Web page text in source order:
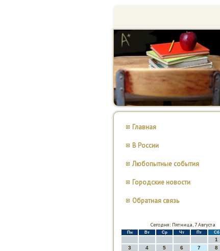
Главная
В России
Любопытные события
Городские новости
Обратная связь
Сегодня: Пятница, 7 Августа
Пн Вт Ср Чт Пт Сб
1
3
4 5 6 7 8